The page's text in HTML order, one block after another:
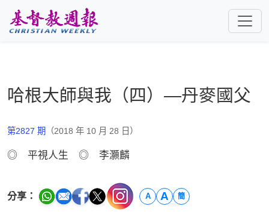
哈根大師與我（四）—丹麥國父
第2827 期 （2018 年 10 月 28 日）
◎ 平視人生 ◎ 李灝麟
分享： A A 簡